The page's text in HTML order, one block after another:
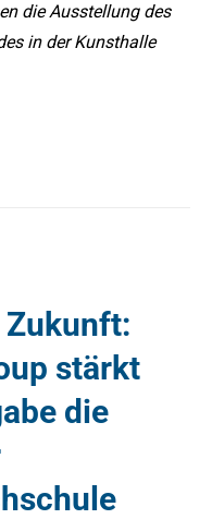
die Ausstellung des
in der Kunsthalle
Zukunft:
stärkt
die